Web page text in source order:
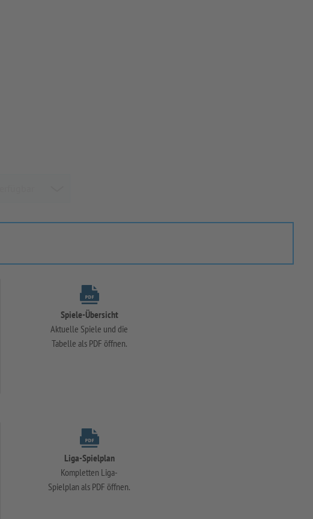
Spiele-Übersicht
Aktuelle Spiele und die
Tabelle als PDF öffnen.
Liga-Spielplan
Kompletten Liga-
Spielplan als PDF öffnen.